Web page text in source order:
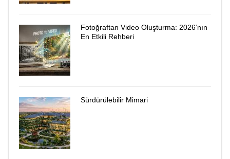
Fotoğraftan Video Oluşturma: 2026’nın
En Etkili Rehberi
Sürdürülebilir Mimari